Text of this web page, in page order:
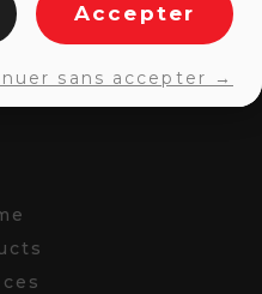
Accepter
sans accepter →